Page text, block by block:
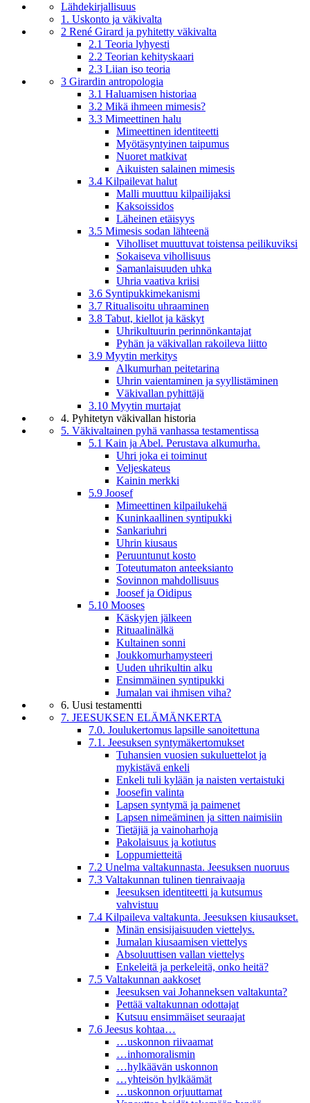
Lähdekirjallisuus
1. Uskonto ja väkivalta
2 René Girard ja pyhitetty väkivalta
2.1 Teoria lyhyesti
2.2 Teorian kehityskaari
2.3 Liian iso teoria
3 Girardin antropologia
3.1 Haluamisen historiaa
3.2 Mikä ihmeen mimesis?
3.3 Mimeettinen halu
Mimeettinen identiteetti
Myötäsyntyinen taipumus
Nuoret matkivat
Aikuisten salainen mimesis
3.4 Kilpailevat halut
Malli muuttuu kilpailijaksi
Kaksoissidos
Läheinen etäisyys
3.5 Mimesis sodan lähteenä
Viholliset muuttuvat toistensa peilikuviksi
Sokaiseva vihollisuus
Samanlaisuuden uhka
Uhria vaativa kriisi
3.6 Syntipukkimekanismi
3.7 Ritualisoitu uhraaminen
3.8 Tabut, kiellot ja käskyt
Uhrikultuurin perinnönkantajat
Pyhän ja väkivallan rakoileva liitto
3.9 Myytin merkitys
Alkumurhan peitetarina
Uhrin vaientaminen ja syyllistäminen
Väkivallan pyhittäjä
3.10 Myytin murtajat
4. Pyhitetyn väkivallan historia
5. Väkivaltainen pyhä vanhassa testamentissa
5.1 Kain ja Abel. Perustava alkumurha.
Uhri joka ei toiminut
Veljeskateus
Kainin merkki
5.9 Joosef
Mimeettinen kilpailukehä
Kuninkaallinen syntipukki
Sankariuhri
Uhrin kiusaus
Peruuntunut kosto
Toteutumaton anteeksianto
Sovinnon mahdollisuus
Joosef ja Oidipus
5.10 Mooses
Käskyjen jälkeen
Rituaalinälkä
Kultainen sonni
Joukkomurhamysteeri
Uuden uhrikultin alku
Ensimmäinen syntipukki
Jumalan vai ihmisen viha?
6. Uusi testamentti
7. JEESUKSEN ELÄMÄNKERTA
7.0. Joulukertomus lapsille sanoitettuna
7.1. Jeesuksen syntymäkertomukset
Tuhansien vuosien sukuluettelot ja
mykistävä enkeli
Enkeli tuli kylään ja naisten vertaistuki
Joosefin valinta
Lapsen syntymä ja paimenet
Lapsen nimeäminen ja sitten naimisiin
Tietäjiä ja vainoharhoja
Pakolaisuus ja kotiutus
Loppumietteitä
7.2 Unelma valtakunnasta. Jeesuksen nuoruus
7.3 Valtakunnan tulinen tienraivaaja
Jeesuksen identiteetti ja kutsumus
vahvistuu
7.4 Kilpaileva valtakunta. Jeesuksen kiusaukset.
Minän ensisijaisuuden viettelys.
Jumalan kiusaamisen viettelys
Absoluuttisen vallan viettelys
Enkeleitä ja perkeleitä, onko heitä?
7.5 Valtakunnan aakkoset
Jeesuksen vai Johanneksen valtakunta?
Pettää valtakunnan odottajat
Kutsuu ensimmäiset seuraajat
7.6 Jeesus kohtaa…
…uskonnon riivaamat
…inhomoralismin
…hylkäävän uskonnon
…yhteisön hylkäämät
…uskonnon orjuuttamat